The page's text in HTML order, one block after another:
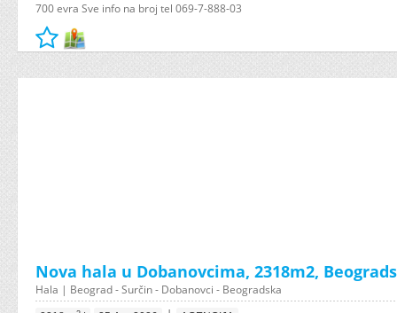
700 evra Sve info na broj tel 069-7-888-03
Nova hala u Dobanovcima, 2318m2,
Hala | Beograd - Surčin - Dobanovci - Beogradska